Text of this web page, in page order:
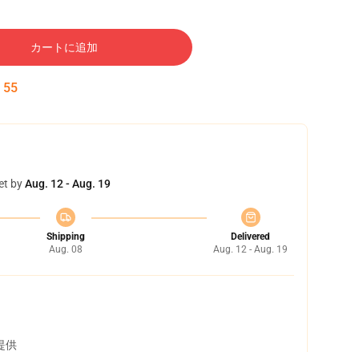
カートに追加
54
byAug. 12 - Aug. 19
Shipping
Aug. 08
Delivered
Aug. 12 - Aug. 19
供